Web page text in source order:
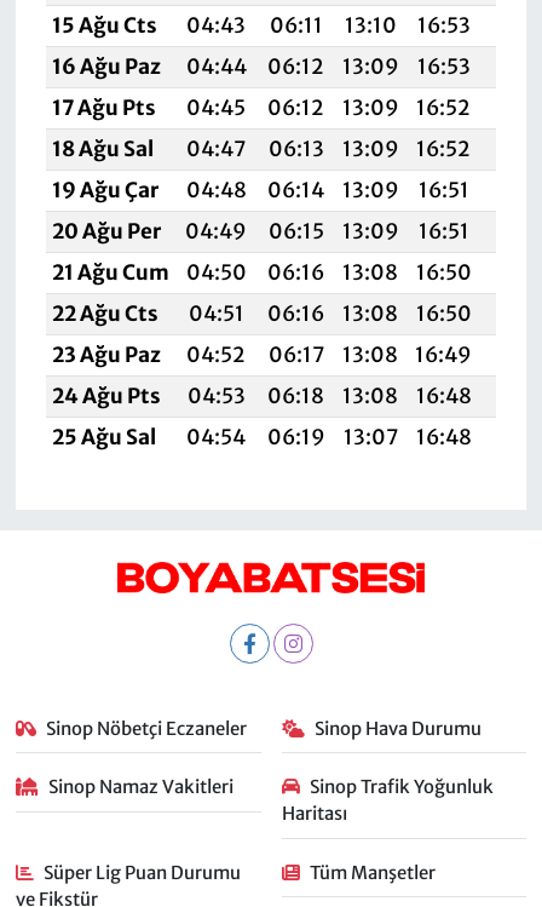
15 Ağu Cts
04:43 06:11 13:10 16:53
16 Ağu Paz
04:44 06:12 13:09 16:53
17 Ağu Pts
04:45 06:12 13:09 16:52
18 Ağu Sal
04:47 06:13 13:09 16:52
19 Ağu Çar
04:48 06:14 13:09 16:51
20 Ağu Per
04:49 06:15 13:09 16:51
21 Ağu Cum
04:50 06:16 13:08 16:50
22 Ağu Cts
04:51 06:16 13:08 16:50
23 Ağu Paz
04:52 06:17 13:08 16:49
24 Ağu Pts
04:53 06:18 13:08 16:48
25 Ağu Sal
04:54 06:19 13:07 16:48
Sinop Nöbetçi Eczaneler Sinop Hava Durumu
Sinop Namaz Vakitleri
Sinop Trafik Yoğunluk
Haritası
Süper Lig Puan Durumu
ve Fikstür
Tüm Manşetler